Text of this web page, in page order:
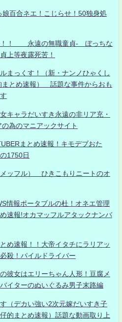
百合ネエ！こじらせ！50独身処
！！ 永遠の無職童貞- ぼっちな
上等夜露死苦！
まっくす！（新・ナンノひゃくし
まとめ速報） 話題な事件からおも
キャラだいすき永遠の非リア充・
為のマニアックサイト
まとめ速報！キモデブおた
1750日
ッフル） ひきこもりニートのオ
情報ポータブルの杜！オネエ管理
速報!オカマッフルアタックナンバ
め速報！！大帝イタチにラリアッ
殺！パイルドライバー
彼女はエリーちゃん人形！豆腐メ
イターのぬいぐるみ男子末路編
（デカい強い2次元嫁だいすき子
的まとめ速報）話題な動画取り上